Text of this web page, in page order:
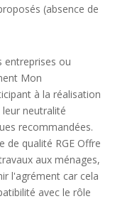
(absence de
entreprises ou
Mon
à la réalisation
neutralité
recommandées.
de qualité RGE Offre
aux ménages,
l'agrément car cela
avec le rôle